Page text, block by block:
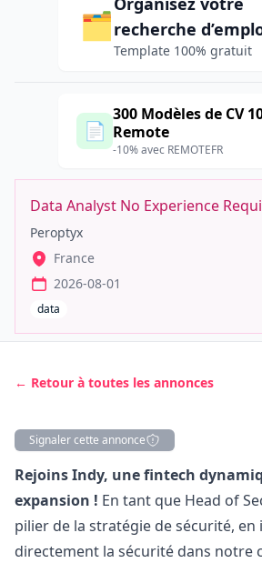
🗂️recherche
Template 100% gratuit
📄
300 Modèles de CV
Remote
-10% avec REMOTEFR
Data Analyst No Experience
Peroptyx
France
2026-08-01
data
← Retour à toutes les annonces
Signaler cette annonce
Description
Rejoins Indy, une fintech
expansion ! En tant que Head of
pilier de la stratégie de sécurité,
directement la sécurité dans notre